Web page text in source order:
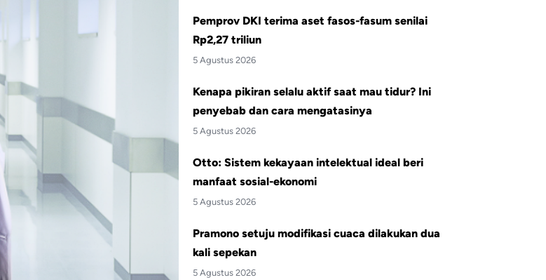
Pemprov DKI terima aset fasos-fasum senilai
Rp2,27 triliun
5 Agustus 2026
Kenapa pikiran selalu aktif saat mau tidur? Ini
penyebab dan cara mengatasinya
5 Agustus 2026
Otto: Sistem kekayaan intelektual ideal beri
manfaat sosial-ekonomi
5 Agustus 2026
Pramono setuju modifikasi cuaca dilakukan dua
kali sepekan
5 Agustus 2026